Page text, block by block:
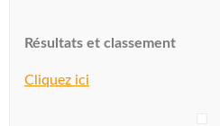
Résultats et classement
Cliquez ici